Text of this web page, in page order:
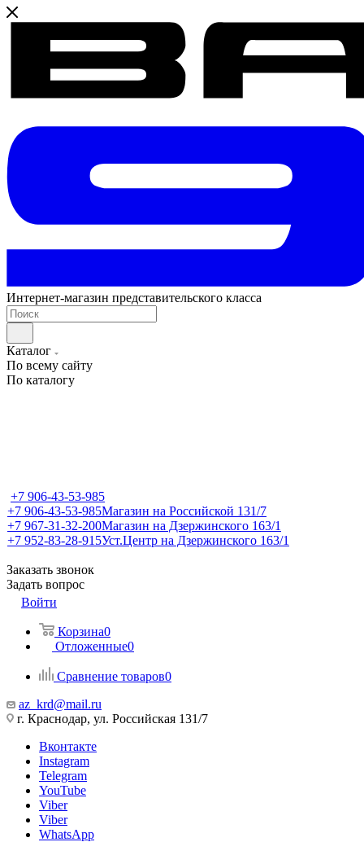
Интернет-магазин представительского класса
Каталог
По всему сайту
По каталогу
+7 906-43-53-985
+7 906-43-53-985Магазин на Российской 131/7
+7 967-31-32-200Магазин на Дзержинского 163/1
+7 952-83-28-915Уст.Центр на Дзержинского 163/1
Заказать звонок
Задать вопрос
Войти
Корзина0
Отложенные0
Сравнение товаров0
az_krd@mail.ru
г. Краснодар, ул. Российская 131/7
Вконтакте
Instagram
Telegram
YouTube
Viber
Viber
WhatsApp